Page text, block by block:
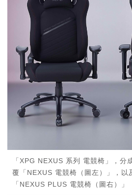
「XPG NEXUS 系列 電競椅」，分
覆「NEXUS 電競椅（圖左）」，以
「NEXUS PLUS 電競椅（圖右）」